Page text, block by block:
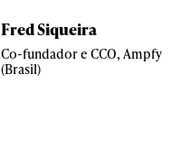
Fred Siqueira
Co-fundador e CCO, Ampfy
(Brasil)